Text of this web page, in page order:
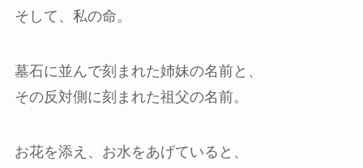
そして、私の命。
墓石に並んで刻まれた姉妹の名前と、
その反対側に刻まれた祖父の名前。
お花を添え、お水をあげていると、